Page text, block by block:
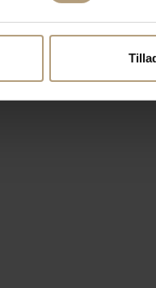
Vores partnere
din brug af deres